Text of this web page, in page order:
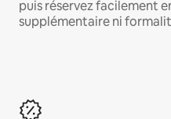
puis réservez facilement
supplémentaire ni